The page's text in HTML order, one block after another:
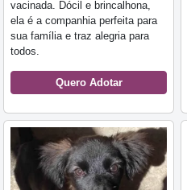
vacinada. Dócil e brincalhona,
ela é a companhia perfeita para
sua família e traz alegria para
todos.
Quero Adotar